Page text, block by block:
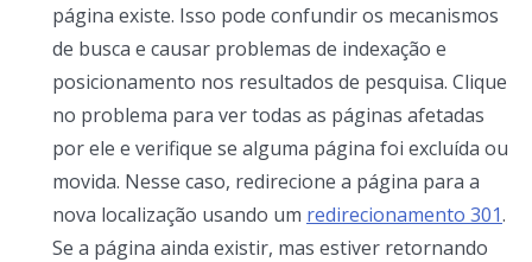
página existe. Isso pode confundir os mecanismos
de busca e causar problemas de indexação e
posicionamento nos resultados de pesquisa. Clique
no problema para ver todas as páginas afetadas
por ele e verifique se alguma página foi excluída ou
movida. Nesse caso, redirecione a página para a
nova localização usando um redirecionamento 301.
Se a página ainda existir, mas estiver retornando